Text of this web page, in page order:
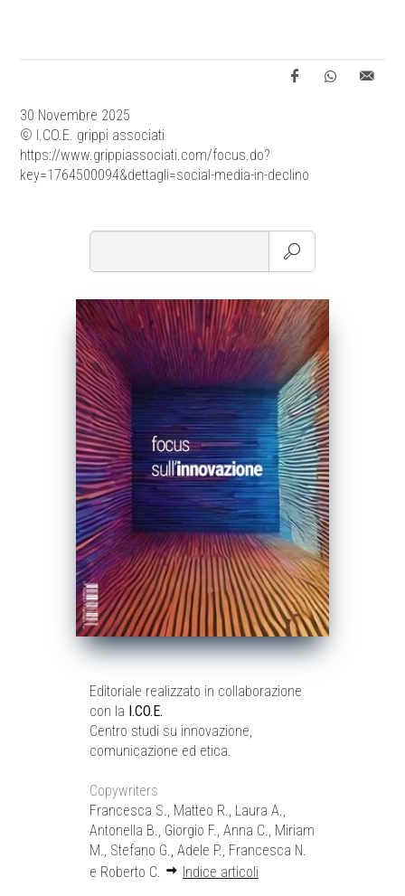
30 Novembre 2025
© I.CO.E. grippi associati
https://www.grippiassociati.com/focus.do?
key=1764500094&dettagli=social-media-in-declino
Editoriale realizzato in collaborazione
con la I.CO.E.
Centro studi su innovazione,
comunicazione ed etica.
Copywriters
Francesca S., Matteo R., Laura A.,
Antonella B., Giorgio F., Anna C., Miriam
M., Stefano G., Adele P., Francesca N.
e Roberto C.
Indice articoli